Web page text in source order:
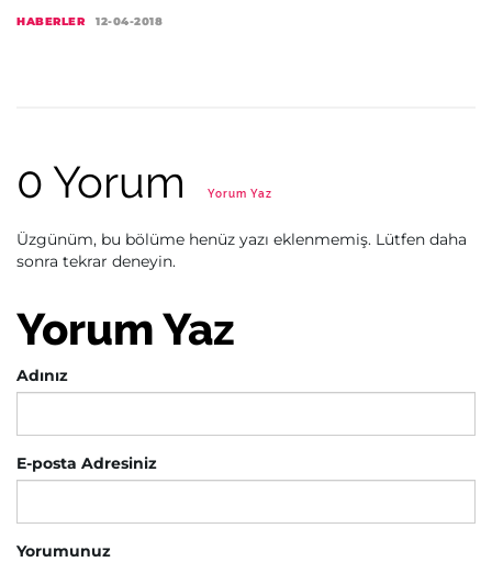
HABERLER 12-04-2018
0 Yorum Yorum Yaz
Üzgünüm, bu bölüme henüz yazı eklenmemiş. Lütfen daha
sonra tekrar deneyin.
Yorum Yaz
Adınız
E-posta Adresiniz
Yorumunuz